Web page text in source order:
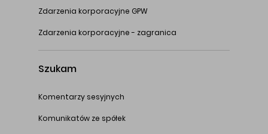
Zdarzenia korporacyjne GPW
Zdarzenia korporacyjne - zagranica
Szukam
Komentarzy sesyjnych
Komunikatów ze spółek